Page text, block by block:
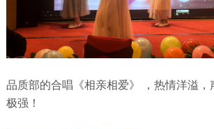
品质部的合唱《相亲相爱》 ，热情洋溢，
极强！